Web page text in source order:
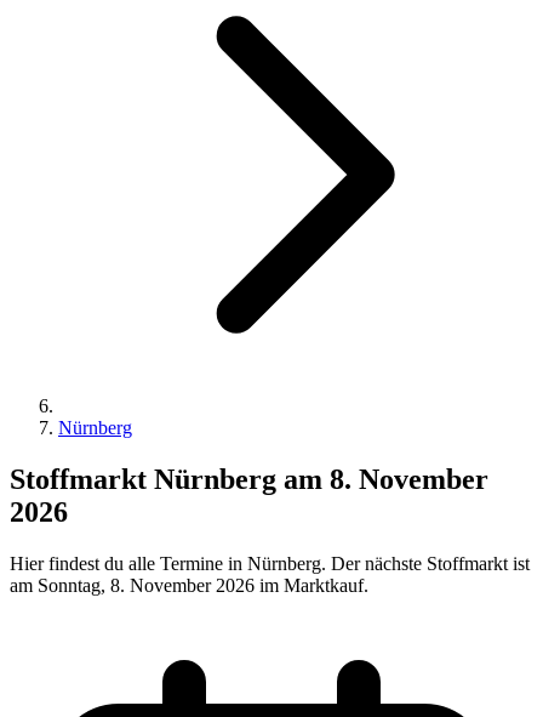
Nürnberg
Stoffmarkt Nürnberg am 8. November
2026
Hier findest du alle Termine in Nürnberg. Der nächste Stoffmarkt ist
am Sonntag, 8. November 2026 im Marktkauf.